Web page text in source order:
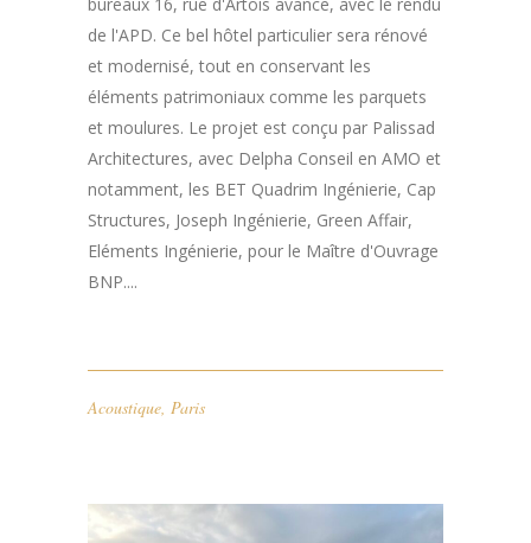
bureaux 16, rue d'Artois avance, avec le rendu
de l'APD. Ce bel hôtel particulier sera rénové
et modernisé, tout en conservant les
éléments patrimoniaux comme les parquets
et moulures. Le projet est conçu par Palissad
Architectures, avec Delpha Conseil en AMO et
notamment, les BET Quadrim Ingénierie, Cap
Structures, Joseph Ingénierie, Green Affair,
Eléments Ingénierie, pour le Maître d'Ouvrage
BNP....
Acoustique, Paris